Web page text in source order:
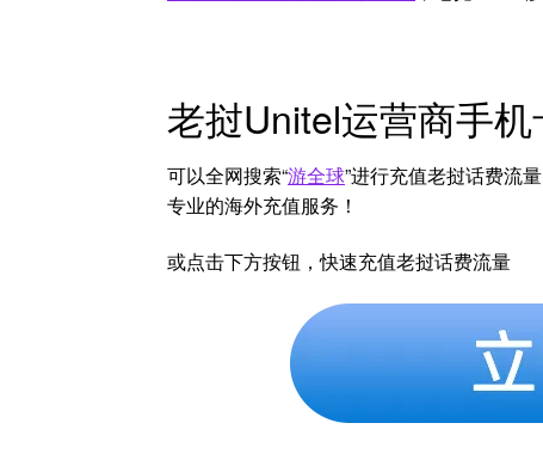
老挝Unitel运营商手
可以全网搜索“游全球”进行充值老挝话费流
专业的海外充值服务！
或点击下方按钮，快速充值老挝话费流量